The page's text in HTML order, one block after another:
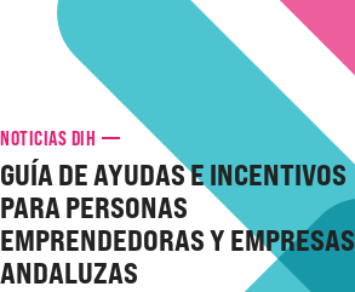
NOTICIAS DIH
GUÍA DE AYUDAS E INCENTIVOS
PARA PERSONAS
EMPRENDEDORAS Y EMPRESAS
ANDALUZAS